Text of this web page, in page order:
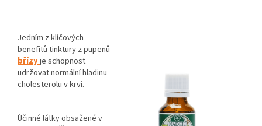
Jedním z klíčových
benefitů tinktury z pupenů
břízyje schopnost
udržovat normální hladinu
cholesterolu v krvi.
Účinné látky obsažené v